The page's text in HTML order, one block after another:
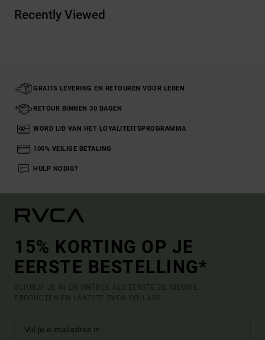
Recently Viewed
GRATIS LEVERING EN RETOUREN VOOR LEDEN
RETOUR BINNEN 30 DAGEN
WORD LID VAN HET LOYALITEITSPROGRAMMA
100% VEILIGE BETALING
HULP NODIG?
15% KORTING OP JE
EERSTE BESTELLING*
SCHRIJF JE IN EN ONTDEK ALS EERSTE DE NIEUWE
PRODUCTEN EN LAATSTE RVCA COLLABS.